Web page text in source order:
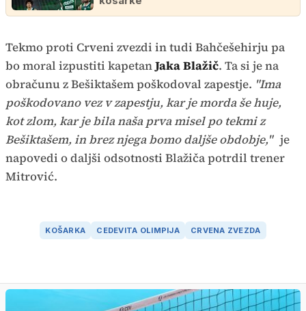
Tekmo proti Crveni zvezdi in tudi Bahčešehirju pa
bo moral izpustiti kapetanJaka Blažič. Ta si je na
obračunu z Bešiktašem poškodoval zapestje. "Ima
poškodovano vez v zapestju, kar je morda še huje,
kot zlom, kar je bila naša prva misel po tekmi z
Bešiktašem, in brez njega bomo daljše obdobje," je
napovedi o daljši odsotnosti Blažiča potrdil trener
Mitrović.
KOŠARKA CEDEVITA OLIMPIJA CRVENA ZVEZDA